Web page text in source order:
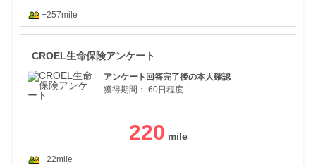
+257mile
CROEL生命保険アンケート
アンケート回答完了後の本人確認
獲得期間： 60日程度
220
+22mile